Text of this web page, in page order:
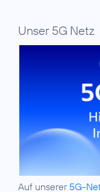
Unser 5G Netz
Auf unserer 5G-